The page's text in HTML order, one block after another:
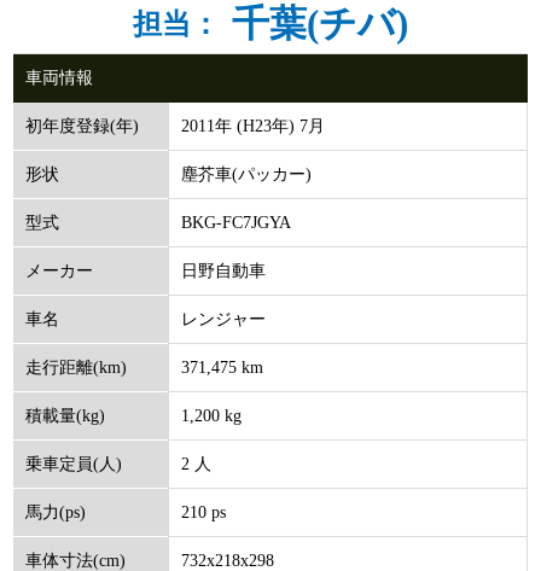
担当： 千葉(チバ)
車両情報
初年度登録(年) 2011年 (H23年) 7月
形状 塵芥車(パッカー)
型式 BKG-FC7JGYA
メーカー 日野自動車
車名 レンジャー
走行距離(km) 371,475 km
積載量(kg) 1,200 kg
乗車定員(人) 2 人
馬力(ps) 210 ps
車体寸法(cm) 732x218x298